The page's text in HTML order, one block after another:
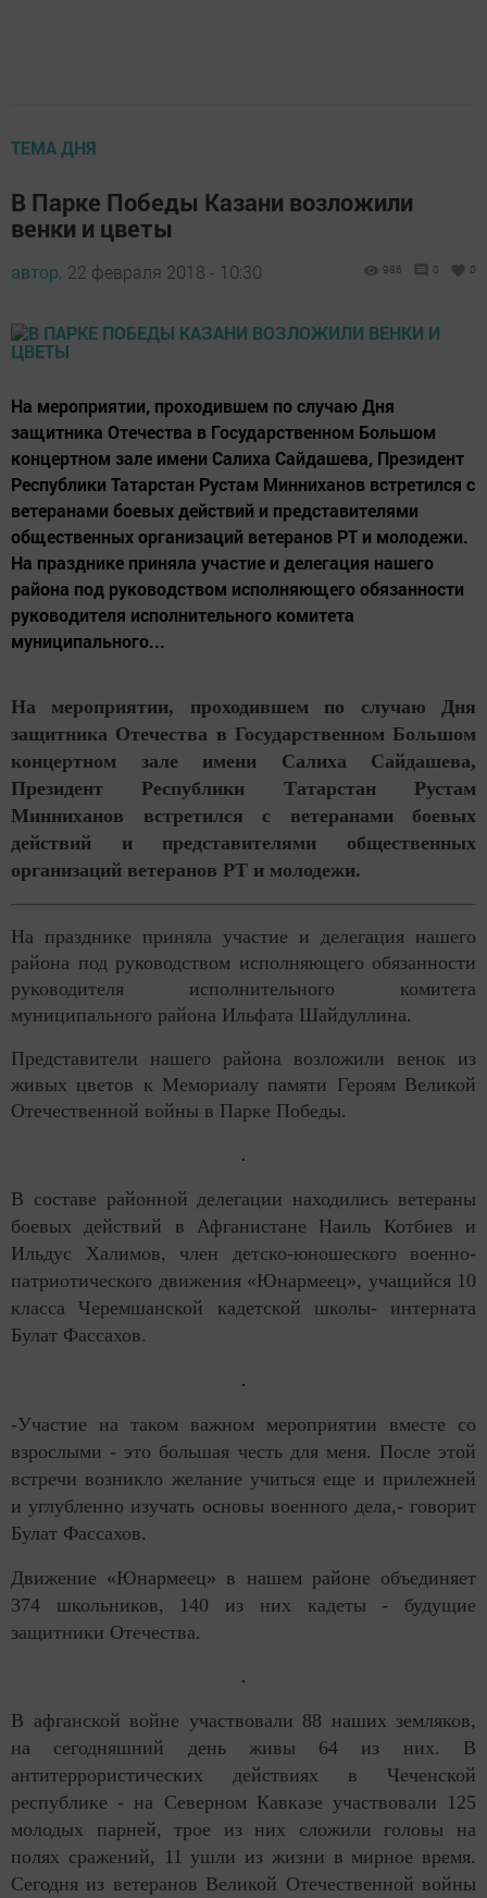
ТЕМА ДНЯ
В Парке Победы Казани возложили
венки и цветы
автор, 22 февраля 2018 - 10:30 986 0 0
На мероприятии, проходившем по случаю Дня
защитника Отечества в Государственном Большом
концертном зале имени Салиха Сайдашева, Президент
Республики Татарстан Рустам Минниханов встретился с
ветеранами боевых действий и представителями
общественных организаций ветеранов РТ и молодежи.
На празднике приняла участие и делегация нашего
района под руководством исполняющего обязанности
руководителя исполнительного комитета
муниципального...
На мероприятии, проходившем по случаю Дня
защитника Отечества в Государственном Большом
концертном зале имени Салиха Сайдашева,
Президент Республики Татарстан Рустам
Минниханов встретился с ветеранами боевых
действий и представителями общественных
организаций ветеранов РТ и молодежи.
На празднике приняла участие и делегация нашего
района под руководством исполняющего обязанности
руководителя исполнительного комитета
муниципального района Ильфата Шайдуллина.
Представители нашего района возложили венок из
живых цветов к Мемориалу памяти Героям Великой
Отечественной войны в Парке Победы.
В составе районной делегации находились ветераны
боевых действий в Афганистане Наиль Котбиев и
Ильдус Халимов, член детско-юношеского военно-
патриотического движения «Юнармеец», учащийся 10
класса Черемшанской кадетской школы- интерната
Булат Фассахов.
-Участие на таком важном мероприятии вместе со
взрослыми - это большая честь для меня. После этой
встречи возникло желание учиться еще и прилежней
и углубленно изучать основы военного дела,- говорит
Булат Фассахов.
Движение «Юнармеец» в нашем районе объединяет
374 школьников, 140 из них кадеты - будущие
защитники Отечества.
В афганской войне участвовали 88 наших земляков,
на сегодняшний день живы 64 из них. В
антитеррористических действиях в Чеченской
республике - на Северном Кавказе участвовали 125
молодых парней, трое из них сложили головы на
полях сражений, 11 ушли из жизни в мирное время.
Сегодня из ветеранов Великой Отечественной войны